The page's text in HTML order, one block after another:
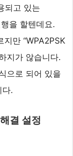
되고 있는
을 할텐데요.
지만 “WPA2PSK
지가 않습니다.
으로 되어 있을
다.
결 설정